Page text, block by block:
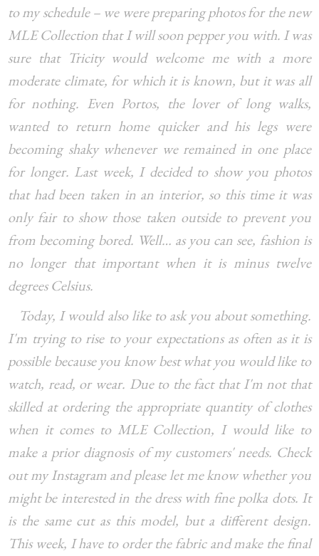
to my schedule – we were preparing photos for the new
MLE Collection that I will soon pepper you with. I was
sure that Tricity would welcome me with a more
moderate climate, for which it is known, but it was all
for nothing. Even Portos, the lover of long walks,
wanted to return home quicker and his legs were
becoming shaky whenever we remained in one place
for longer. Last week, I decided to show you photos
that had been taken in an interior, so this time it was
only fair to show those taken outside to prevent you
from becoming bored. Well… as you can see, fashion is
no longer that important when it is minus twelve
degrees Celsius.
Today, I would also like to ask you about something.
I'm trying to rise to your expectations as often as it is
possible because you know best what you would like to
watch, read, or wear. Due to the fact that I'm not that
skilled at ordering the appropriate quantity of clothes
when it comes to MLE Collection, I would like to
make a prior diagnosis of my customers' needs. Check
out my Instagram and please let me know whether you
might be interested in the dress with fine polka dots. It
is the same cut as this model, but a different design.
This week, I have to order the fabric and make the final